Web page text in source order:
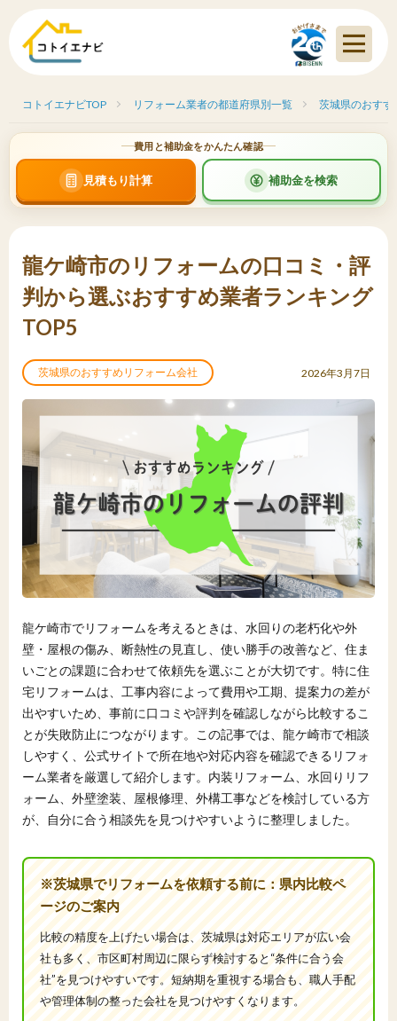
コトイエナビTOP リフォーム業者の都道府県別一覧 茨城県のおす
費用と補助金をかんたん確認
見積もり計算 補助金を検索
龍ケ崎市のリフォームの口コミ・評
判から選ぶおすすめ業者ランキング
TOP5
茨城県のおすすめリフォーム会社 2026年3月7日
龍ケ崎市でリフォームを考えるときは、水回りの老朽化や外
壁・屋根の傷み、断熱性の見直し、使い勝手の改善など、住ま
いごとの課題に合わせて依頼先を選ぶことが大切です。特に住
宅リフォームは、工事内容によって費用や工期、提案力の差が
出やすいため、事前に口コミや評判を確認しながら比較するこ
とが失敗防止につながります。この記事では、龍ケ崎市で相談
しやすく、公式サイトで所在地や対応内容を確認できるリフォ
ーム業者を厳選して紹介します。内装リフォーム、水回りリフ
ォーム、外壁塗装、屋根修理、外構工事などを検討している方
が、自分に合う相談先を見つけやすいように整理しました。
※茨城県でリフォームを依頼する前に：県内比較ペ
ージのご案内
比較の精度を上げたい場合は、茨城県は対応エリアが広い会
社も多く、市区町村周辺に限らず検討すると“条件に合う会
社”を見つけやすいです。短納期を重視する場合も、職人手配
や管理体制の整った会社を見つけやすくなります。